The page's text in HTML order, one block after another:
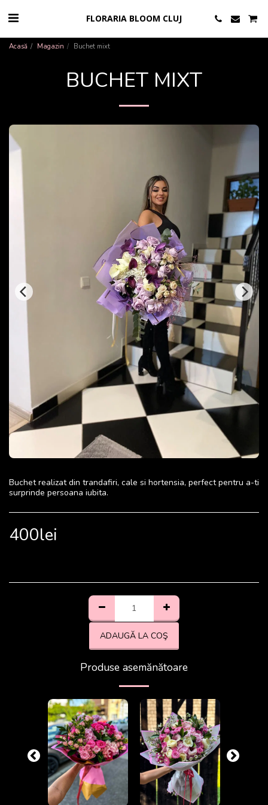
FLORARIA BLOOM CLUJ
Acasă Magazin Buchet mixt
BUCHET MIXT
Buchet realizat din trandafiri, cale si hortensia, perfect pentru a-ti
surprinde persoana iubita.
400lei
ADAUGĂ LA COŞ
Produse asemănătoare